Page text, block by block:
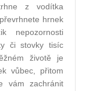
z vodítka
hrnek
nepozornosti
či stovky tisíc
životě je
vůbec, přitom
vám zachránit